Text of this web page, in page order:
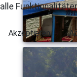
alle
Akzeptieren